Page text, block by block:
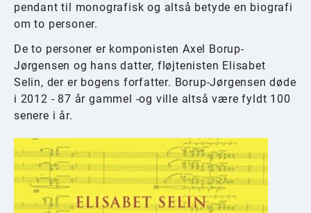
pendant til monografisk og altså betyde en biografi
om to personer.
De to personer er komponisten Axel Borup-
Jørgensen og hans datter, fløjtenisten Elisabet
Selin, der er bogens forfatter. Borup-Jørgensen døde
i 2012 - 87 år gammel -og ville altså være fyldt 100
senere i år.